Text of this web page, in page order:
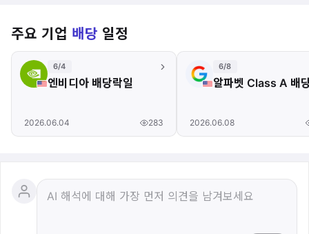
주요 기업 배당 일정
6/4
엔비디아 배당락일
2026.06.04 283
6/8
알파벳 Class A 배
2026.06.08